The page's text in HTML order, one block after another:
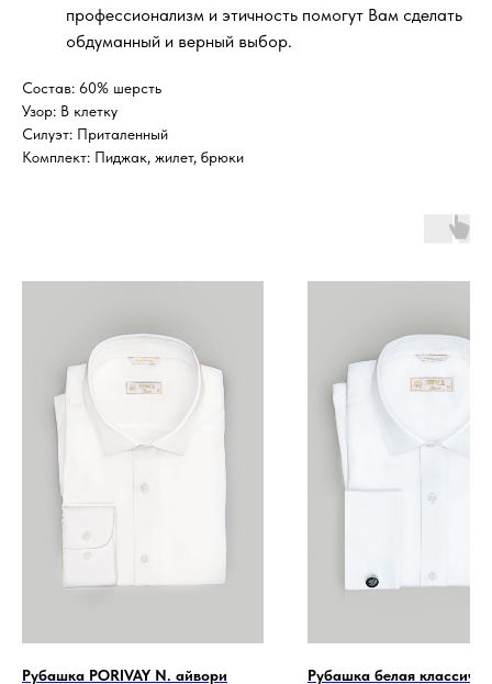
профессионализм и этичность помогут Вам сделать
обдуманный и верный выбор.
Состав: 60% шерсть
Узор: В клетку
Силуэт: Приталенный
Комплект: Пиджак, жилет, брюки
Рубашка PORIVAY N. айвори Рубашка белая